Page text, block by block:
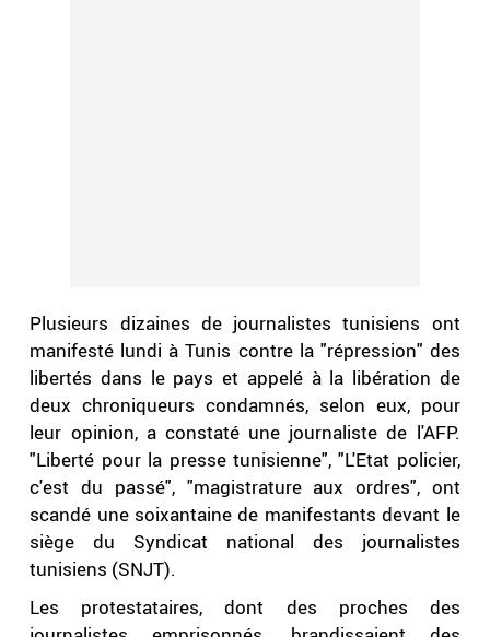
Plusieurs dizaines de journalistes tunisiens ont
manifesté lundi à Tunis contre la "répression" des
libertés dans le pays et appelé à la libération de
deux chroniqueurs condamnés, selon eux, pour
leur opinion, a constaté une journaliste de l'AFP.
"Liberté pour la presse tunisienne", "L'Etat policier,
c'est du passé", "magistrature aux ordres", ont
scandé une soixantaine de manifestants devant le
siège du Syndicat national des journalistes
tunisiens (SNJT).
Les protestataires, dont des proches des